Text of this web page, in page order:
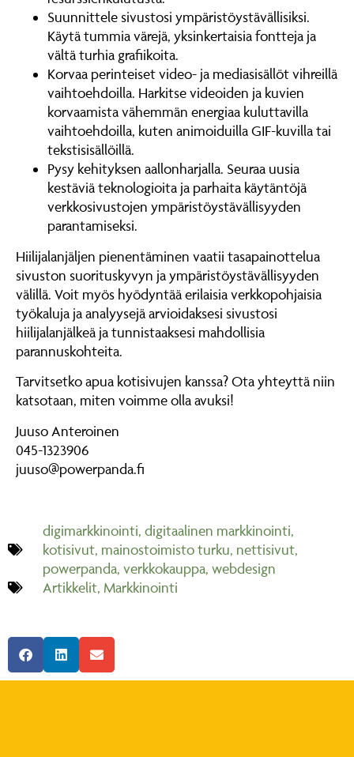
Suunnittele sivustosi ympäristöystävällisiksi.
Käytä tummia värejä, yksinkertaisia fontteja ja
vältä turhia grafiikoita.
Korvaa perinteiset video- ja mediasisällöt vihreillä
vaihtoehdoilla. Harkitse videoiden ja kuvien
korvaamista vähemmän energiaa kuluttavilla
vaihtoehdoilla, kuten animoiduilla GIF-kuvilla tai
tekstisisällöillä.
Pysy kehityksen aallonharjalla. Seuraa uusia
kestäviä teknologioita ja parhaita käytäntöjä
verkkosivustojen ympäristöystävällisyyden
parantamiseksi.
Hiilijalanjäljen pienentäminen vaatii tasapainottelua
sivuston suorituskyvyn ja ympäristöystävällisyyden
välillä. Voit myös hyödyntää erilaisia verkkopohjaisia
työkaluja ja analyysejä arvioidaksesi sivustosi
hiilijalanjälkeä ja tunnistaaksesi mahdollisia
parannuskohteita.
Tarvitsetko apua kotisivujen kanssa? Ota yhteyttä niin
katsotaan, miten voimme olla avuksi!
Juuso Anteroinen
045-1323906
juuso@powerpanda.fi
digimarkkinointi, digitaalinen markkinointi,
kotisivut, mainostoimisto turku, nettisivut,
powerpanda, verkkokauppa, webdesign
Artikkelit, Markkinointi